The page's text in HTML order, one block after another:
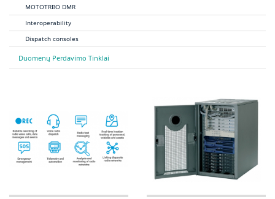
MOTOTRBO DMR
Interoperability
Dispatch consoles
Duomenų Perdavimo Tinklai